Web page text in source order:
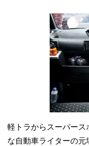
軽トラからスーパース
な自動車ライターの